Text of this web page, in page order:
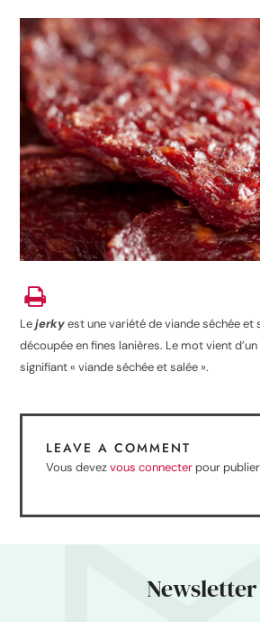
Lejerkyest une variété de viande séchée et
découpée en fines lanières. Le mot vient
signifiant « viande séchée et salée ».
LEAVE A COMMENT
Vous devezvous connecter pour
Newsletter